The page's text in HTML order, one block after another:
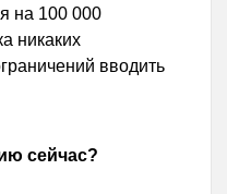
на 100 000
никаких
вводить
сейчас?